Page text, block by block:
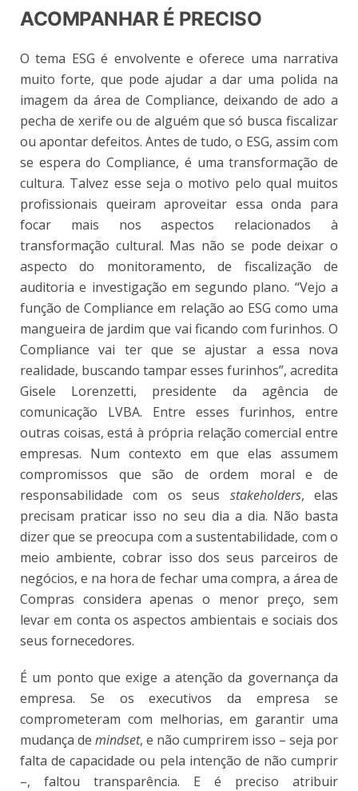
ACOMPANHAR É PRECISO
O tema ESG é envolvente e oferece uma narrativa
muito forte, que pode ajudar a dar uma polida na
imagem da área de Compliance, deixando de ado a
pecha de xerife ou de alguém que só busca fiscalizar
ou apontar defeitos. Antes de tudo, o ESG, assim com
se espera do Compliance, é uma transformação de
cultura. Talvez esse seja o motivo pelo qual muitos
profissionais queiram aproveitar essa onda para
focar mais nos aspectos relacionados à
transformação cultural. Mas não se pode deixar o
aspecto do monitoramento, de fiscalização de
auditoria e investigação em segundo plano. “Vejo a
função de Compliance em relação ao ESG como uma
mangueira de jardim que vai ficando com furinhos. O
Compliance vai ter que se ajustar a essa nova
realidade, buscando tampar esses furinhos”, acredita
Gisele Lorenzetti, presidente da agência de
comunicação LVBA. Entre esses furinhos, entre
outras coisas, está à própria relação comercial entre
empresas. Num contexto em que elas assumem
compromissos que são de ordem moral e de
responsabilidade com os seus stakeholders, elas
precisam praticar isso no seu dia a dia. Não basta
dizer que se preocupa com a sustentabilidade, com o
meio ambiente, cobrar isso dos seus parceiros de
negócios, e na hora de fechar uma compra, a área de
Compras considera apenas o menor preço, sem
levar em conta os aspectos ambientais e sociais dos
seus fornecedores.
É um ponto que exige a atenção da governança da
empresa. Se os executivos da empresa se
comprometeram com melhorias, em garantir uma
mudança de mindset, e não cumprirem isso – seja por
falta de capacidade ou pela intenção de não cumprir
–, faltou transparência. E é preciso atribuir